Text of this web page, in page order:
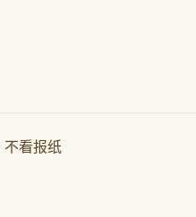
不看报纸